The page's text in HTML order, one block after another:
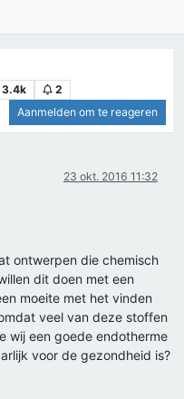
3.4k
2
Aanmelden om te reageren
23 okt. 2016 11:32
ontwerpen die chemisch
dit doen met een
moeite met het vinden
veel van deze stoffen
wij een goede endotherme
voor de gezondheid is?